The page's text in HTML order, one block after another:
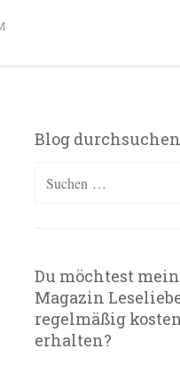
Blog durchsuchen
Suchen
Du möchtest mein
Magazin
regelmäßig
erhalten?